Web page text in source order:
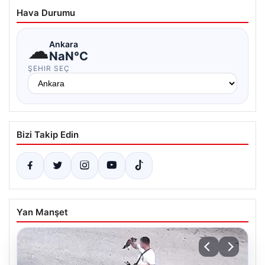
Hava Durumu
☁Ankara
NaN°C
ŞEHIR SEÇ
Bizi Takip Edin
Yan Manşet